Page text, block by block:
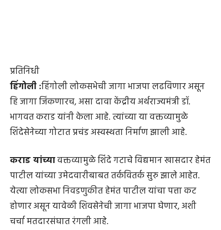
प्रतिनिधी
हिंगोली :हिंगोली लोकसभेची जागा भाजपा लढविणार असून
हि जागा जिंकणारच, असा दावा केंद्रीय अर्थराज्यमंत्री डॉ.
भागवत कराड यांनी केला आहे. त्यांच्या या वक्तव्यामुळे
शिंदेसेनेच्या गोटात प्रचंड अस्वस्थता निर्माण झाली आहे.
कराड यांच्यावक्तव्यामुळे शिंदे गटाचे विद्यमान खासदार हेमंत
पाटील यांच्या उमेदवारीबाबत तर्कवितर्क सुरु झाले आहेत.
येत्या लोकसभा निवडणुकीत हेमंत पाटील यांचा पत्ता कट
होणार असून यावेळी शिवसेनेची जागा भाजपा घेणार, अशी
चर्चा मतदारसंघात रंगली आहे.